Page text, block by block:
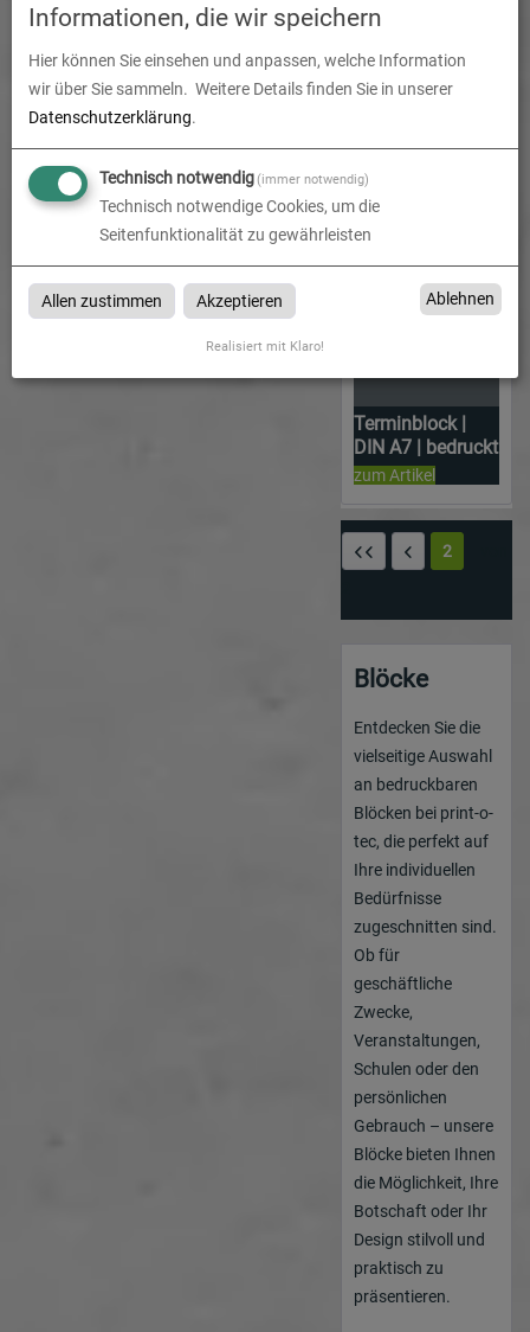
Gastroblock | 6,2
Terminblock |
DIN A7 | bedruckt
zum Artikel
2
Blöcke
Entdecken Sie die
vielseitige Auswahl
an bedruckbaren
Blöcken bei print-o-
tec, die perfekt auf
Ihre individuellen
Bedürfnisse
zugeschnitten sind.
Ob für
geschäftliche
Zwecke,
Veranstaltungen,
Schulen oder den
persönlichen
Gebrauch – unsere
Blöcke bieten Ihnen
die Möglichkeit, Ihre
Botschaft oder Ihr
Design stilvoll und
praktisch zu
präsentieren.
Informationen, die wir speichern
Hier können Sie einsehen und anpassen, welche Information
wir über Sie sammeln. Weitere Details finden Sie in unserer
Datenschutzerklärung.
Technisch notwendig(immer notwendig)
Technisch notwendige Cookies, um die
Seitenfunktionalität zu gewährleisten
Allen zustimmen Akzeptieren Ablehnen
Realisiert mit Klaro!